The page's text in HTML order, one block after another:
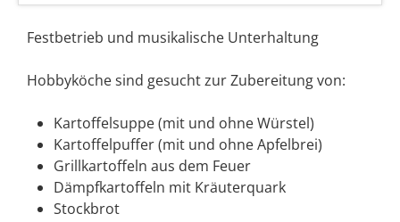
Festbetrieb und musikalische Unterhaltung
Hobbyköche sind gesucht zur Zubereitung von:
Kartoffelsuppe (mit und ohne Würstel)
Kartoffelpuffer (mit und ohne Apfelbrei)
Grillkartoffeln aus dem Feuer
Dämpfkartoffeln mit Kräuterquark
Stockbrot